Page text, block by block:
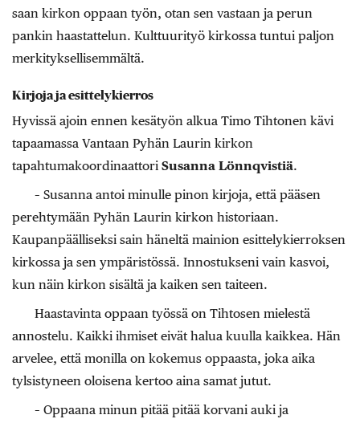
saan kirkon oppaan työn, otan sen vastaan ja perun
pankin haastattelun. Kulttuurityö kirkossa tuntui paljon
merkityksellisemmältä.
Kirjoja ja esittelykierros
Hyvissä ajoin ennen kesätyön alkua Timo Tihtonen kävi
tapaamassa Vantaan Pyhän Laurin kirkon
tapahtumakoordinaattori Susanna Lönnqvistiä.
– Susanna antoi minulle pinon kirjoja, että pääsen
perehtymään Pyhän Laurin kirkon historiaan.
Kaupanpäälliseksi sain häneltä mainion esittelykierroksen
kirkossa ja sen ympäristössä. Innostukseni vain kasvoi,
kun näin kirkon sisältä ja kaiken sen taiteen.
Haastavinta oppaan työssä on Tihtosen mielestä
annostelu. Kaikki ihmiset eivät halua kuulla kaikkea. Hän
arvelee, että monilla on kokemus oppaasta, joka aika
tylsistyneen oloisena kertoo aina samat jutut.
– Oppaana minun pitää pitää korvani auki ja